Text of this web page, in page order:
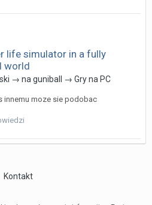
life simulator in a fully
world
→ na guniball → Gry na PC
innemu moze sie podobac
Kontakt